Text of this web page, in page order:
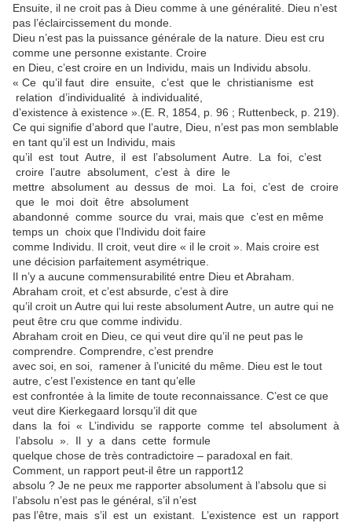
Ensuite, il ne croit pas à Dieu comme à une généralité. Dieu n’est
pas l’éclaircissement du monde.
Dieu n’est pas la puissance générale de la nature. Dieu est cru
comme une personne existante. Croire
en Dieu, c’est croire en un Individu, mais un Individu absolu.
« Ce qu’il faut dire ensuite, c’est que le christianisme est
relation d’individualité à individualité,
d’existence à existence ».(E. R, 1854, p. 96 ; Ruttenbeck, p. 219).
Ce qui signifie d’abord que l’autre, Dieu, n’est pas mon semblable
en tant qu’il est un Individu, mais
qu’il est tout Autre, il est l’absolument Autre. La foi, c’est
croire l’autre absolument, c’est à dire le
mettre absolument au dessus de moi. La foi, c’est de croire
que le moi doit être absolument
abandonné comme source du vrai, mais que c’est en même
temps un choix que l’Individu doit faire
comme Individu. Il croit, veut dire « il le croit ». Mais croire est
une décision parfaitement asymétrique.
Il n’y a aucune commensurabilité entre Dieu et Abraham.
Abraham croit, et c’est absurde, c’est à dire
qu’il croit un Autre qui lui reste absolument Autre, un autre qui ne
peut être cru que comme individu.
Abraham croit en Dieu, ce qui veut dire qu’il ne peut pas le
comprendre. Comprendre, c’est prendre
avec soi, en soi, ramener à l’unicité du même. Dieu est le tout
autre, c’est l’existence en tant qu’elle
est confrontée à la limite de toute reconnaissance. C’est ce que
veut dire Kierkegaard lorsqu’il dit que
dans la foi « L’individu se rapporte comme tel absolument à
l’absolu ». Il y a dans cette formule
quelque chose de très contradictoire – paradoxal en fait.
Comment, un rapport peut-il être un rapport12
absolu ? Je ne peux me rapporter absolument à l’absolu que si
l’absolu n’est pas le général, s’il n’est
pas l’être, mais s’il est un existant. L’existence est un rapport